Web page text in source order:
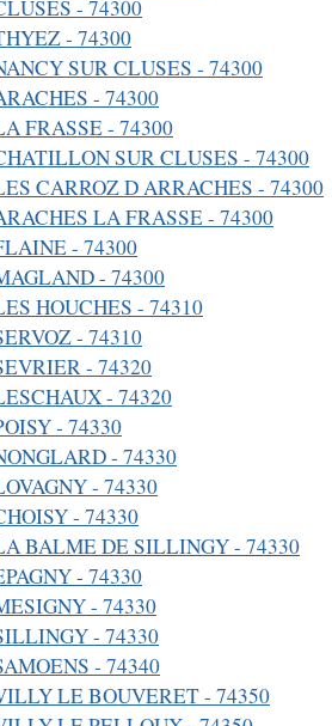
- 74300
- 74300
SUR CLUSES - 74300
- 74300
FRASSE - 74300
SUR CLUSES - 74300
CARROZ D ARRACHES - 74300
LA FRASSE - 74300
- 74300
- 74300
HOUCHES - 74310
- 74310
- 74320
- 74320
- 74330
- 74330
- 74330
- 74330
BALME DE SILLINGY - 74330
- 74330
- 74330
- 74330
- 74340
LE BOUVERET - 74350